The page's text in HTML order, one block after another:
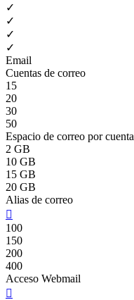
✓
✓
✓
✓
Email
Cuentas de correo
15
20
30
50
Espacio de correo por cuenta
2 GB
10 GB
15 GB
20 GB
Alias de correo

100
150
200
400
Acceso Webmail
